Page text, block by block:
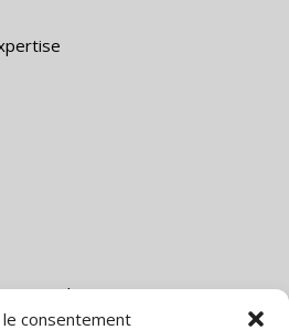
consentement
6 rue du Bois Sauvage – 91000